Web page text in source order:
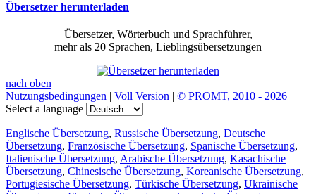
Übersetzer herunterladen
Übersetzer, Wörterbuch und Sprachführer,
mehr als 20 Sprachen, Lieblingsübersetzungen
nach oben
Nutzungsbedingungen | Voll Version | © PROMT, 2010 - 2026
Select a language
Englische Übersetzung, Russische Übersetzung, Deutsche
Übersetzung, Französische Übersetzung, Spanische Übersetzung,
Italienische Übersetzung, Arabische Übersetzung, Kasachische
Übersetzung, Chinesische Übersetzung, Koreanische Übersetzung,
Portugiesische Übersetzung, Türkische Übersetzung, Ukrainische